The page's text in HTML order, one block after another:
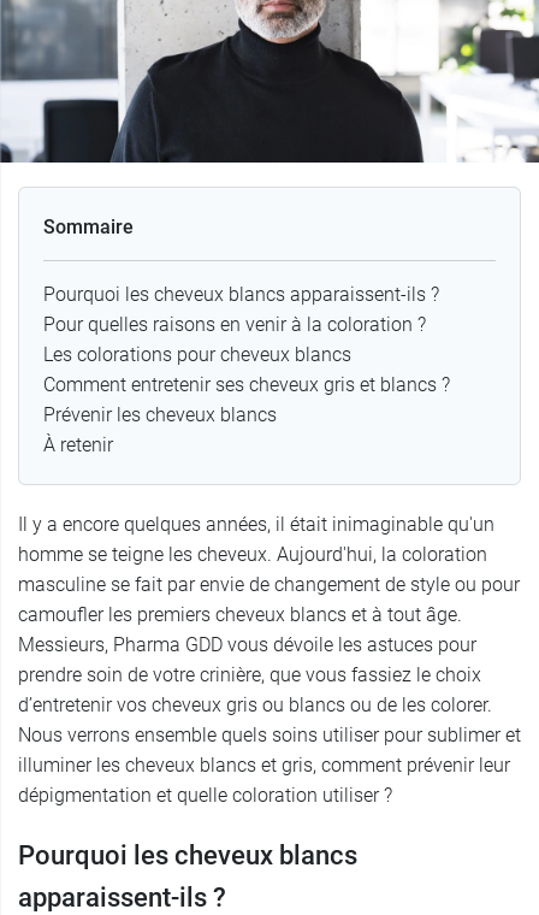
Sommaire
Pourquoi les cheveux blancs apparaissent-ils ?
Pour quelles raisons en venir à la coloration ?
Les colorations pour cheveux blancs
Comment entretenir ses cheveux gris et blancs ?
Prévenir les cheveux blancs
À retenir
Il y a encore quelques années, il était inimaginable qu'un
homme se teigne les cheveux. Aujourd'hui, la coloration
masculine se fait par envie de changement de style ou pour
camoufler les premiers cheveux blancs et à tout âge.
Messieurs, Pharma GDD vous dévoile les astuces pour
prendre soin de votre crinière, que vous fassiez le choix
d’entretenir vos cheveux gris ou blancs ou de les colorer.
Nous verrons ensemble quels soins utiliser pour sublimer et
illuminer les cheveux blancs et gris, comment prévenir leur
dépigmentation et quelle coloration utiliser ?
Pourquoi les cheveux blancs
apparaissent-ils ?